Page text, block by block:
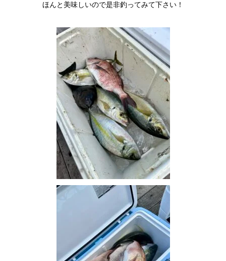
ほんと美味しいので是非釣ってみて下さい！